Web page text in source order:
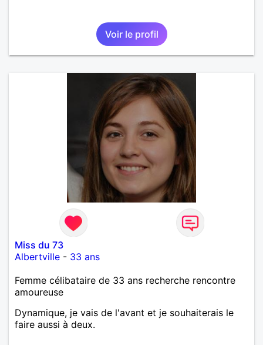
Voir le profil
Miss du 73
Albertville - 33 ans
Femme célibataire de 33 ans recherche rencontre
amoureuse
Dynamique, je vais de l'avant et je souhaiterais le
faire aussi à deux.